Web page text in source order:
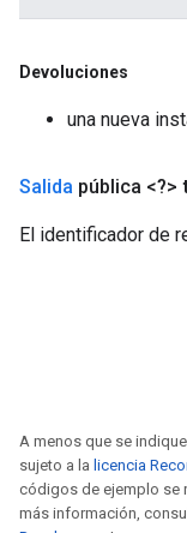
Devoluciones
una nueva
Salida pública <?>
El identificador de
A menos que se
sujeto a la licencia
códigos de ejemplo se
más información,